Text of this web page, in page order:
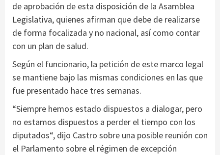
de aprobación de esta disposición de la Asamblea
Legislativa, quienes afirman que debe de realizarse
de forma focalizada y no nacional, así como contar
con un plan de salud.
Según el funcionario, la petición de este marco legal
se mantiene bajo las mismas condiciones en las que
fue presentado hace tres semanas.
“Siempre hemos estado dispuestos a dialogar, pero
no estamos dispuestos a perder el tiempo con los
diputados“, dijo Castro sobre una posible reunión con
el Parlamento sobre el régimen de excepción